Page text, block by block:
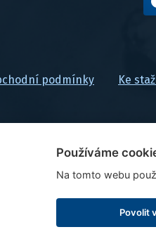
podmínky Ke
Používáme
Na tomto webu
Povolit